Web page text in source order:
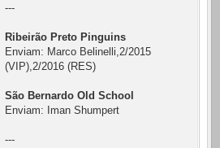
---
Ribeirão Preto Pinguins
Enviam: Marco Belinelli,2/2015
(VIP),2/2016 (RES)
São Bernardo Old School
Enviam: Iman Shumpert
---